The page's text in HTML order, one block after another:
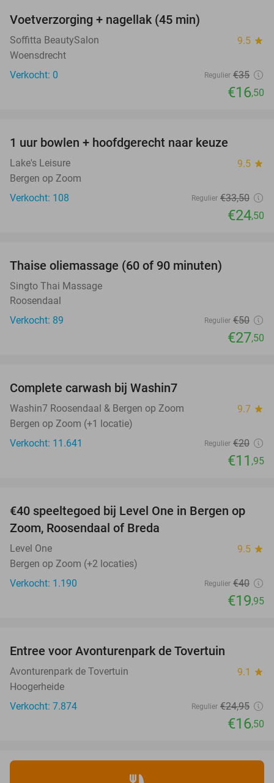
TODAY
Voetverzorging + nagellak (45 min)
Soffitta BeautySalon 9.5 star
Woensdrecht
Verkocht: 0
Regulier €35
€16,50
1 uur bowlen + hoofdgerecht naar keuze
Lake's Leisure 9.5 star
Bergen op Zoom
Verkocht: 108
Regulier €33,50
€24,50
Thaise oliemassage (60 of 90 minuten)
Singto Thai Massage
Roosendaal
Verkocht: 89
Regulier €50
€27,50
Complete carwash bij Washin7
Washin7 Roosendaal & Bergen op Zoom 9.7 star
Bergen op Zoom (+1 locatie)
Verkocht: 11.641
Regulier €20
€11 ,95
50%
€40 speeltegoed bij Level One in Bergen op
Zoom, Roosendaal of Breda
Level One 9.5 star
Bergen op Zoom (+2 locaties)
Verkocht: 1.190
Regulier €40
€19,95
Entree voor Avonturenpark de Tovertuin
Avonturenpark de Tovertuin 9.1 star
Hoogerheide
Verkocht: 7.874
Regulier €24,95
€16,50